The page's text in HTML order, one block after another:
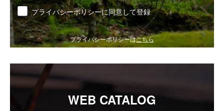
同意 プライバシーポリシーに同意して登録
プライバシーポリシーはこちら
WEB CATALOG